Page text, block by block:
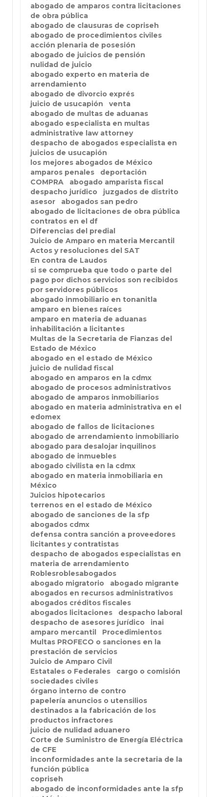
abogado de amparos contra licitaciones
de obra pública
abogado de clausuras de copriseh
abogado de procedimientos civiles
acción plenaria de posesión
abogado de juicios de pensión
nulidad de juicio
abogado experto en materia de
arrendamiento
abogado de divorcio exprés
juicio de usucapión
venta
abogado de multas de aduanas
abogado especialista en multas
administrative law attorney
despacho de abogados especialista en
juicios de usucapión
los mejores abogados de México
amparos penales
deportación
COMPRA
abogado amparista fiscal
despacho jurídico
juzgados de distrito
asesor
abogados san pedro
abogado de licitaciones de obra pública
contratos en el df
Diferencias del predial
Juicio de Amparo en materia Mercantil
Actos y resoluciones del SAT
En contra de Laudos
si se comprueba que todo o parte del
pago por dichos servicios son recibidos
por servidores públicos
abogado inmobiliario en tonanitla
amparo en bienes raíces
amparo en materia de aduanas
inhabilitación a licitantes
Multas de la Secretaria de Fianzas del
Estado de México
abogado en el estado de México
juicio de nulidad fiscal
abogado en amparos en la cdmx
abogado de procesos administrativos
abogado de amparos inmobiliarios
abogado en materia administrativa en el
edomex
abogado de fallos de licitaciones
abogado de arrendamiento inmobiliario
abogado para desalojar inquilinos
abogado de inmuebles
abogado civilista en la cdmx
abogado en materia inmobiliaria en
México
Juicios hipotecarios
terrenos en el estado de México
abogado de sanciones de la sfp
abogados cdmx
defensa contra sanción a proveedores
licitantes y contratistas
despacho de abogados especialistas en
materia de arrendamiento
Roblesroblesabogados
abogado migratorio
abogado migrante
abogados en recursos administrativos
abogados créditos fiscales
abogados licitaciones
despacho laboral
despacho de asesores jurídico
inai
amparo mercantil
Procedimientos
Multas PROFECO o sanciones en la
prestación de servicios
Juicio de Amparo Civil
Estatales o Federales
cargo o comisión
sociedades civiles
órgano interno de contro
papelería anuncios o utensilios
destinados a la fabricación de los
productos infractores
juicio de nulidad aduanero
Corte de Suministro de Energía Eléctrica
de CFE
inconformidades ante la secretaria de la
función pública
copriseh
abogado de inconformidades ante la sfp